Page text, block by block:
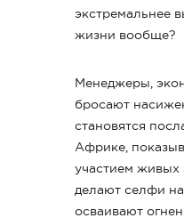
экстремальнее
жизни вообще?
Менеджеры,
бросают
становятся
Африке,
участием живых
делают селфи
осваивают